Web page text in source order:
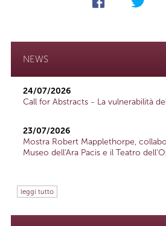
NEWS
24/07/2026
Call for Abstracts - La vulnerabilità
23/07/2026
Mostra Robert Mapplethorpe,
Museo dell'Ara Pacis e il Teatro
leggi tutto